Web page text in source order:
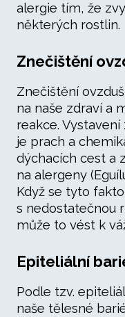
alergie tím, že
některých rostlin.
Znečištění
Znečištění
na naše zdraví a
reakce.
je prach a
dýchacích cest a
na alergeny
Když se tyto
s nedostatečnou
může to vést k
Epiteliální
Podle tzv.
naše tělesné